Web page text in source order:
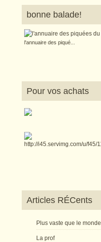
bonne balade!
l'annuaire des piqué...
Pour vos achats
Articles RÉCents
Plus vaste que le monde
La prof